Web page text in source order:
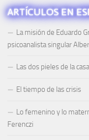
ARTÍCULOS EN
La misión de Eduardo
psicoanalista singular
Las dos pieles de la casa
El tiempo de las crisis
Lo femenino y lo
Ferenczi